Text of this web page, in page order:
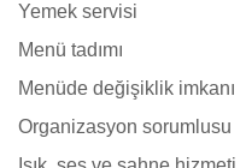
Yemek servisi
Menü tadımı
Menüde değişiklik imkanı
Organizasyon sorumlusu